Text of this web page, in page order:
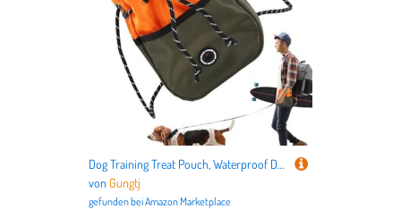
Dog Training Treat Pouch, Waterproof Dog Treat Bag, Large Capacity Puppy Treat Bag, Poop Bag Dispenser for Dogs, Adjustable Dog Treat Pouch, Dog Treat Shoulder Bag, Training Treat Pouch for Walking,
von Gungtj
gefunden beiAmazon Marketplace